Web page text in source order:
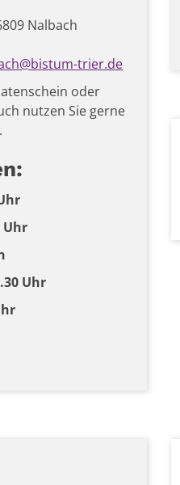
Nalbach
trier.de
oder
nutzen Sie gerne
.
Uhr
Uhr